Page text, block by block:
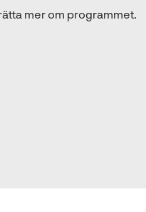
mer om programmet.